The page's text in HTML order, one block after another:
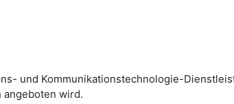
und Kommunikationstechnologie-
angeboten wird.